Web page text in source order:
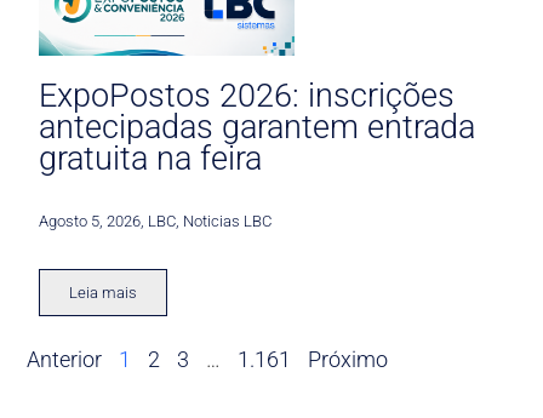
ExpoPostos 2026: inscrições
antecipadas garantem entrada
gratuita na feira
Agosto 5, 2026 LBC Noticias LBC
Leia mais
Anterior 1 2 3 … 1.161 Próximo